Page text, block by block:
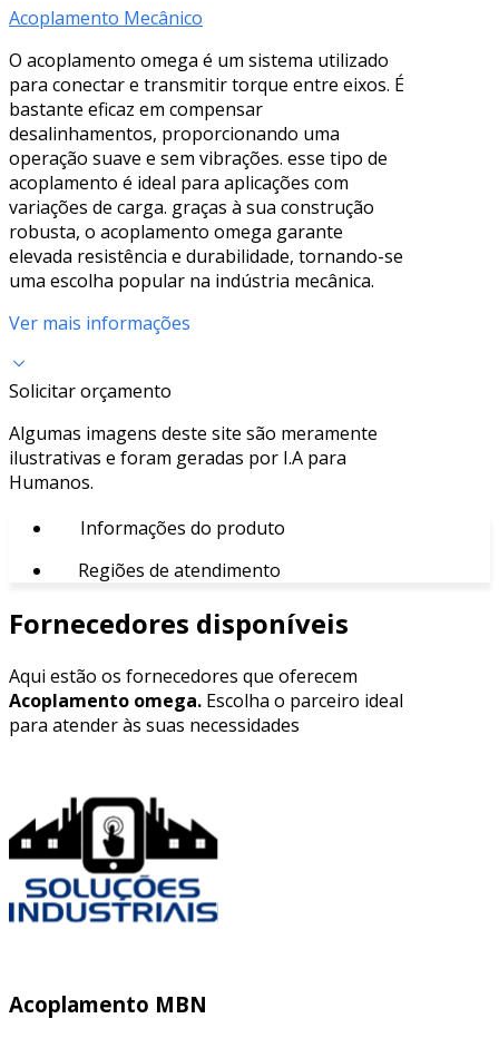
Acoplamento Mecânico
O acoplamento omega é um sistema utilizado
para conectar e transmitir torque entre eixos. É
bastante eficaz em compensar
desalinhamentos, proporcionando uma
operação suave e sem vibrações. esse tipo de
acoplamento é ideal para aplicações com
variações de carga. graças à sua construção
robusta, o acoplamento omega garante
elevada resistência e durabilidade, tornando-se
uma escolha popular na indústria mecânica.
Ver mais informações
Solicitar orçamento
Algumas imagens deste site são meramente
ilustrativas e foram geradas por I.A para
Humanos.
Informações do produto
Regiões de atendimento
Fornecedores disponíveis
Aqui estão os fornecedores que oferecem
Acoplamento omega. Escolha o parceiro ideal
para atender às suas necessidades
Acoplamento MBN